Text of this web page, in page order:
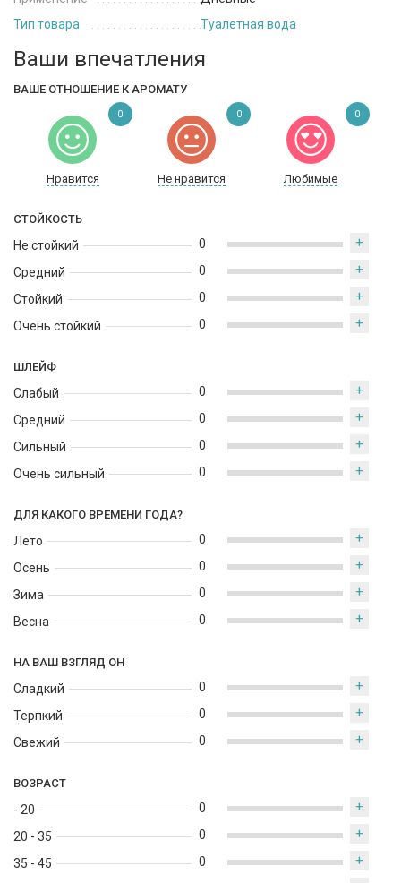
Тип товара
Туалетная вода
Ваши впечатления
ВАШЕ ОТНОШЕНИЕ К АРОМАТУ
Нравится Не нравится Любимые
0 0 0
СТОЙКОСТЬ
Не стойкий
Средний
Стойкий
Очень стойкий
0 +
0 +
0 +
0 +
ШЛЕЙФ
Слабый
Средний
Сильный
Очень сильный
0 +
0 +
0 +
0 +
ДЛЯ КАКОГО ВРЕМЕНИ ГОДА?
Лето
Осень
Зима
Весна
0 +
0 +
0 +
0 +
НА ВАШ ВЗГЛЯД ОН
Сладкий
Терпкий
Свежий
0 +
0 +
0 +
ВОЗРАСТ
- 20
20 - 35
35 - 45
0 +
0 +
0 +